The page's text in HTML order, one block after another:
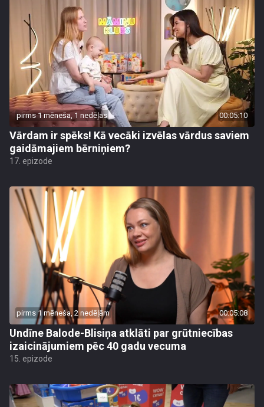
pirms 1 mēneša, 1 nedēļas 00:05:10
Vārdam ir spēks! Kā vecāki izvēlas vārdus saviem
gaidāmajiem bērniņiem?
17. epizode
pirms 1 mēneša, 2 nedēļām 00:05:08
Undīne Balode-Blisiņa atklāti par grūtniecības
izaicinājumiem pēc 40 gadu vecuma
15. epizode